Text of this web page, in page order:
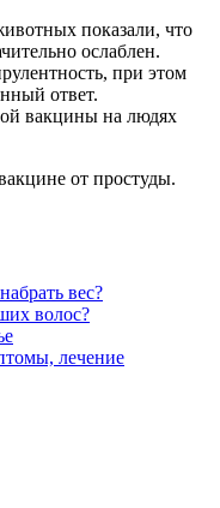
показали, что
ослаблен.
при этом
ответ.
вакцины на людях
от простуды.
вес?
волос?
лечение